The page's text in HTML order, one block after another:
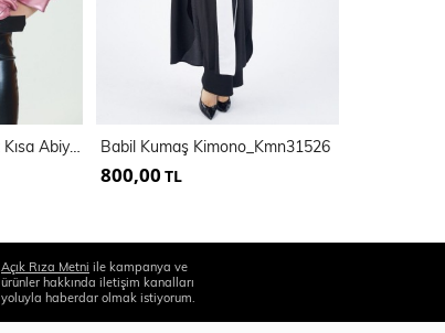
Fermuarlı Kollar Payet Kısa Abiye Mont | Mnt31265 Babil Kumaş Kimono_Kmn31526
800,00 TL
Açık Rıza Metni ile kampanya ve
ürünler hakkında iletişim kanalları
yoluyla haberdar olmak istiyorum.